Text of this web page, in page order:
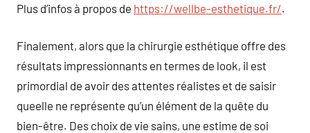
Plus d’infos à propos de https://wellbe-esthetique.fr/.
Finalement, alors que la chirurgie esthétique offre des
résultats impressionnants en termes de look, il est
primordial de avoir des attentes réalistes et de saisir
queelle ne représente qu’un élément de la quête du
bien-être. Des choix de vie sains, une estime de soi